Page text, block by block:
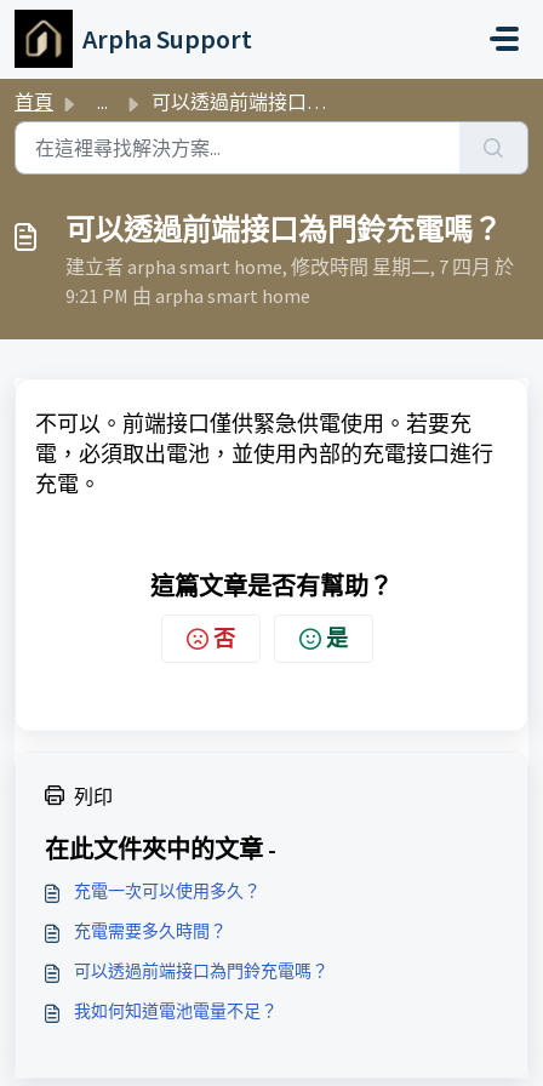
略過至主要內容
Arpha Support
首頁 ... 可以透過前端接口為門鈴充電嗎？
可以透過前端接口為門鈴充電嗎？
建立者 arpha smart home, 修改時間 星期二, 7 四月 於
9:21 PM 由 arpha smart home
不可以。前端接口僅供緊急供電使用。若要充
電，必須取出電池，並使用內部的充電接口進行
充電。
這篇文章是否有幫助？
否 是
列印
在此文件夾中的文章 -
充電一次可以使用多久？
充電需要多久時間？
可以透過前端接口為門鈴充電嗎？
我如何知道電池電量不足？